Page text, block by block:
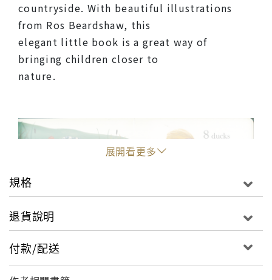
countryside. With beautiful illustrations
from Ros Beardshaw, this
elegant little book is a great way of
bringing children closer to
nature.
展開看更多
規格
退貨說明
付款/配送